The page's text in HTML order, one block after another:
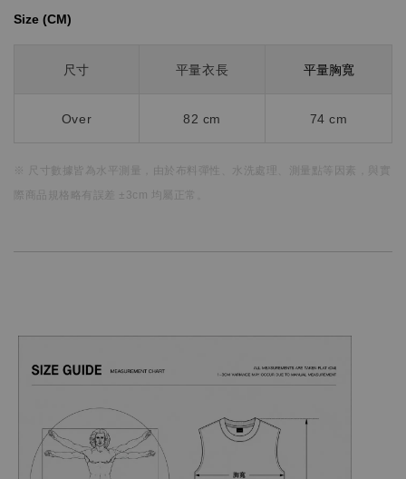
Size (CM)⁡⁡
尺寸 平量衣長 平量胸寬
Over 82 cm 74 cm
※ 尺寸數據皆為水平測量， 由於布料彈性、水洗處理、測量點等因素，
際商品規格略有誤差 ±3cm 均屬正常。